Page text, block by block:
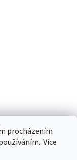
procházením
Více